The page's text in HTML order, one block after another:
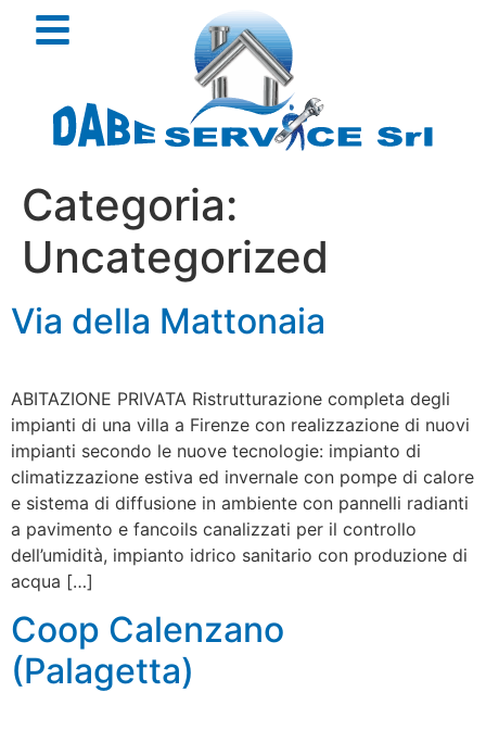
Categoria:
Uncategorized
Via della Mattonaia
ABITAZIONE PRIVATA Ristrutturazione completa degli
impianti di una villa a Firenze con realizzazione di nuovi
impianti secondo le nuove tecnologie: impianto di
climatizzazione estiva ed invernale con pompe di calore
e sistema di diffusione in ambiente con pannelli radianti
a pavimento e fancoils canalizzati per il controllo
dell’umidità, impianto idrico sanitario con produzione di
acqua […]
Coop Calenzano
(Palagetta)